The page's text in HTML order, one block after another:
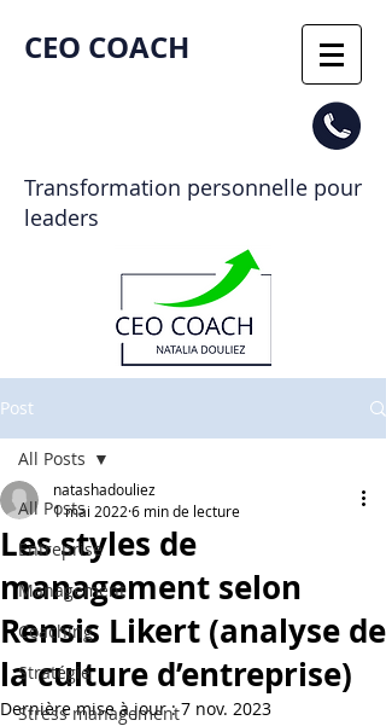
CEO COACH​
Transformation personnelle pour
leaders
Post
All Posts
Entreprise
Management
Coaching
Stratégie
Stress management
All Posts
Les styles de
management selon
Rensis Likert (analyse de
la culture d’entreprise)
natashadouliez
1 mai 2022 6 min de lecture
Dernière mise à jour :7 nov. 2023